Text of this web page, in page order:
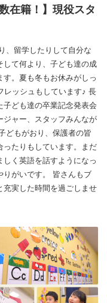
在籍！】現役スタ
、留学したりして自分な
して何より、子ども達の成
。夏も冬もお休みがしっ
レッシュもしています♪ 長
ども達の卒業記念発表会
ジャー、スタッフみんなが
どもがおり、保護者の皆
ったりもしています。まだ
く英語を話すようになっ
りがいです。 皆さんもブ
充実した時間を過ごしませ